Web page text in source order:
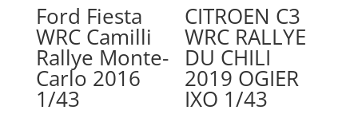
Ford Fiesta
WRC Camilli
Rallye Monte-
Carlo 2016
1/43
CITROEN C3
WRC RALLYE
DU CHILI
2019 OGIER
IXO 1/43